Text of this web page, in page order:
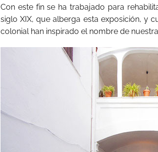
Con este fin se ha trabajado para
siglo XIX, que alberga esta exposición, y
colonial han inspirado el nombre de